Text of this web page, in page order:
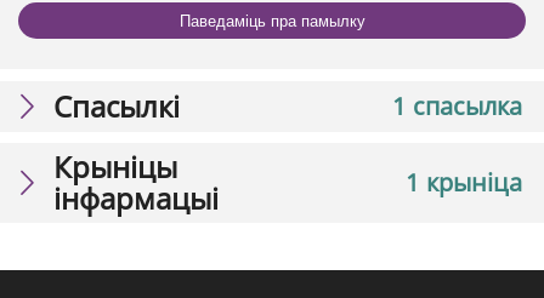
Паведаміць пра памылку
1 спасылка
Спасылкі
1 крыніца
Крыніцы
інфармацыі